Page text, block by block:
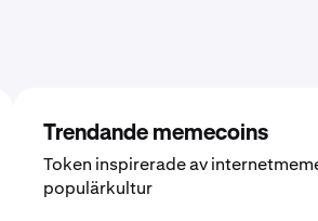
Trendande memecoins
Token inspirerade av
populärkultur